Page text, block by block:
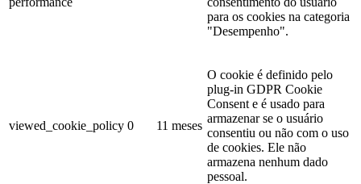
para os cookies na categoria
"Desempenho".
viewed_cookie_policy 0 11 meses
O cookie é definido pelo
plug-in GDPR Cookie
Consent e é usado para
armazenar se o usuário
consentiu ou não com o uso
de cookies. Ele não
armazena nenhum dado
pessoal.